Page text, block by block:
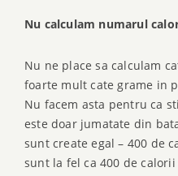
Nu calculam numarul
Nu ne place sa calculam
foarte mult cate grame in
Nu facem asta pentru ca
este doar jumatate din
sunt create egal – 400 de
sunt la fel ca 400 de